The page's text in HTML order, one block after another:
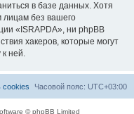
в базе данных. Хотя
лицам без вашего
«ISRAPDA», ни phpBB
хакеров, которые могут
к ней.
Часовой пояс: UTC+03:00
cookies
© phpBB Limited